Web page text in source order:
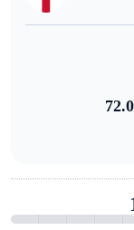
72.0